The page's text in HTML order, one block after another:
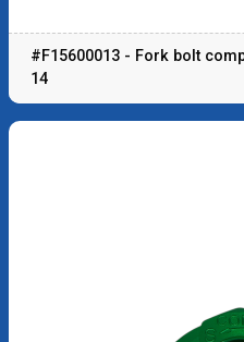
#F15600013 - Fork bolt
14